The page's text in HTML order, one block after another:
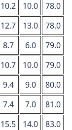
10.2 10.0
78.0
12.7 13.0
78.0
8.7 6.0
79.0
10.7 10.0
79.0
9.4 9.0
80.0
7.4 7.0
81.0
15.5 14.0
83.0